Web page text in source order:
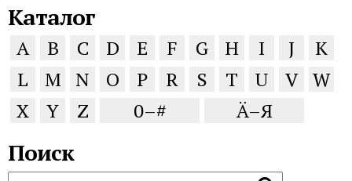
Каталог
A B C D E F G H I J
K
L
M N O P R S T U V W
X
Y Z 0–# Ä–Я
Поиск